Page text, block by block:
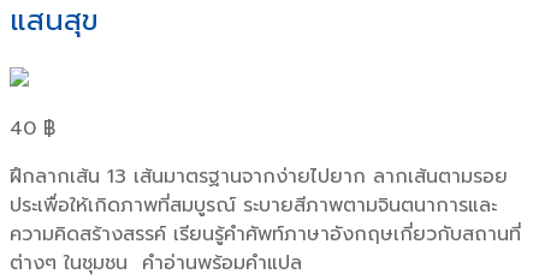
แสนสุข
40 ฿
ฝึกลากเส้น 13 เส้นมาตรฐานจากง่ายไปยาก ลากเส้นตามรอย
ประเพื่อให้เกิดภาพที่สมบูรณ์ ระบายสีภาพตามจินตนาการและ
ความคิดสร้างสรรค์ เรียนรู้คำศัพท์ภาษาอังกฤษเกี่ยวกับสถานที่
ต่างๆ ในชุมชน คำอ่านพร้อมคำแปล